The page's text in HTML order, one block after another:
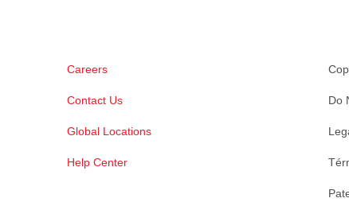
Careers
Contact Us
Global Locations
Help Center
Do